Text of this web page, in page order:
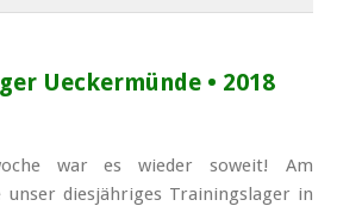
Ueckermünde • 2018
war es wieder soweit! Am
unser dies­jähriges Trainings­lager in